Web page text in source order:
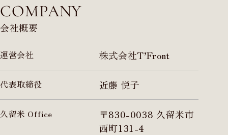
COMPANY
会社概要
運営会社 株式会社T’Front
代表取締役 近藤 悦子
久留米 Office
〒830-0038 久留米市
西町131-4